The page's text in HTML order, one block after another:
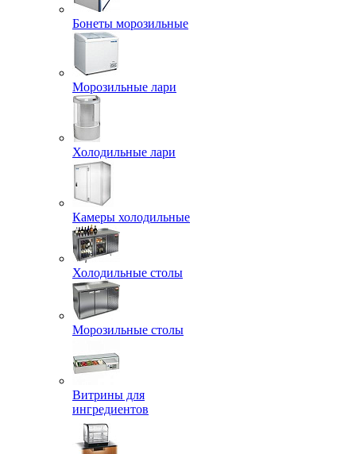
Бонеты морозильные
Морозильные лари
Холодильные лари
Камеры холодильные
Холодильные столы
Морозильные столы
Витрины для
ингредиентов